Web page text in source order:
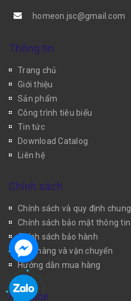
homeon.jsc@gmail.com
Thông tin
Trang chủ
Giới thiệu
Sản phẩm
Công trình tiêu biểu
Tin tức
Download Catalog
Liên hệ
Chính sách
Chính sách và quy định chung
Chính sách bảo mật thông tin
Chính sách bảo hành
Giao hàng và vận chuyển
Hướng dẫn mua hàng
Fanpage